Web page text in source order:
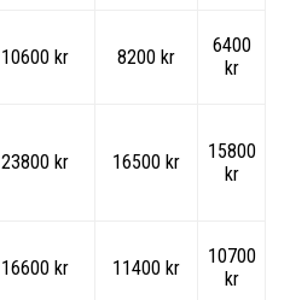
10600 kr 8200 kr
6400
kr
23800 kr 16500 kr
15800
kr
16600 kr 11400 kr
10700
kr